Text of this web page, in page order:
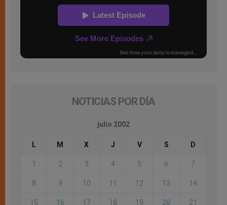
NOTICIAS POR DÍA
julio 2002
L M X J V S D
1 2 3 4 5 6 7
8 9 10 11 12 13 14
15 16 17 18 19 20 21